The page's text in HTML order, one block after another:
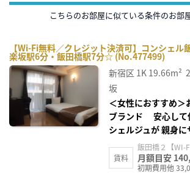
こちらのお部屋に似ている条件のお部
【Wi-Fi無料／クレジット決済可】コンシェル
楽坂駅6分・飯田橋駅7分☆ (No.477499)
新宿区 1K 19.66m²
坂
＜女性におすすめ＞
ブランド 安心して
シェルジュが 親身に
賃料
飯田橋２【WI-
月額目安
初期費用他